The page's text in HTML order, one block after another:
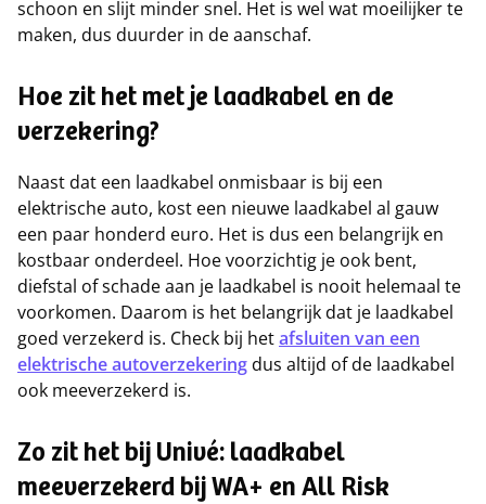
schoon en slijt minder snel. Het is wel wat moeilijker te
maken, dus duurder in de aanschaf.
Hoe zit het met je laadkabel en de
verzekering?
Naast dat een laadkabel onmisbaar is bij een
elektrische auto, kost een nieuwe laadkabel al gauw
een paar honderd euro. Het is dus een belangrijk en
kostbaar onderdeel. Hoe voorzichtig je ook bent,
diefstal of schade aan je laadkabel is nooit helemaal te
voorkomen. Daarom is het belangrijk dat je laadkabel
goed verzekerd is. Check bij hetafsluiten van een
elektrische autoverzekeringdus altijd of de laadkabel
ook meeverzekerd is.
Zo zit het bij Univé: laadkabel
meeverzekerd bij WA+ en All Risk